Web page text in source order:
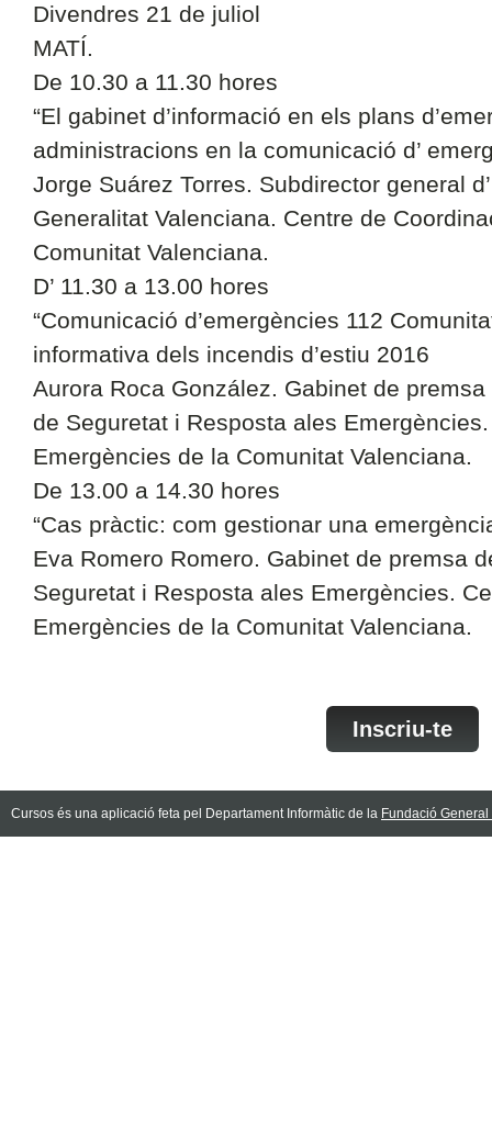
Divendres 21 de juliol
MATÍ.
De 10.30 a 11.30 hores
“El gabinet d’informació en els plans
administracions en la comunicació d’
Jorge Suárez Torres. Subdirector general
Generalitat Valenciana. Centre de
Comunitat Valenciana.
D’ 11.30 a 13.00 hores
“Comunicació d’emergències 112
informativa dels incendis d’estiu 2016
Aurora Roca González. Gabinet de premsa
de Seguretat i Resposta ales
Emergències de la Comunitat Valenciana.
De 13.00 a 14.30 hores
“Cas pràctic: com gestionar una
Eva Romero Romero. Gabinet de premsa
Seguretat i Resposta ales Emergències.
Emergències de la Comunitat Valenciana.
Inscriu-te
Cursos és una aplicació feta pel Departament Informàtic de la Fundació